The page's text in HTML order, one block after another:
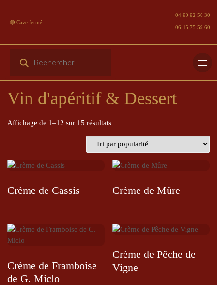
content
🔴 Cave fermé
04 90 92 50 30
06 15 75 59 60
Vin d'apéritif & Dessert
Affichage de 1–12 sur 15 résultatsTrié par popularité
Crème de Cassis Crème de Mûre
Crème de Framboise
de G. Miclo
Crème de Pêche de
Vigne